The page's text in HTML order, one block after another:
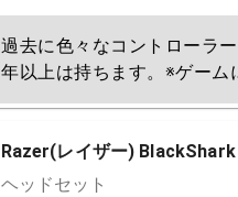
過去に色々なコントローラ
年以上は持ちます。※ゲーム
Razer(レイザー)
ヘッドセット